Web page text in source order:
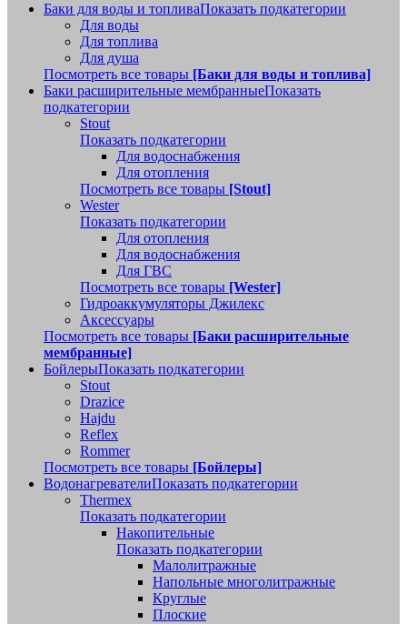
Баки для воды и топливаПоказать подкатегории
Для воды
Для топлива
Для душа
Посмотреть все товары [Баки для воды и топлива]
Баки расширительные мембранныеПоказать
подкатегории
Stout
Показать подкатегории
Для водоснабжения
Для отопления
Посмотреть все товары [Stout]
Wester
Показать подкатегории
Для отопления
Для водоснабжения
Для ГВС
Посмотреть все товары [Wester]
Гидроаккумуляторы Джилекс
Аксессуары
Посмотреть все товары [Баки расширительные
мембранные]
БойлерыПоказать подкатегории
Stout
Drazice
Hajdu
Reflex
Rommer
Посмотреть все товары [Бойлеры]
ВодонагревателиПоказать подкатегории
Thermex
Показать подкатегории
Накопительные
Показать подкатегории
Малолитражные
Напольные многолитражные
Круглые
Плоские